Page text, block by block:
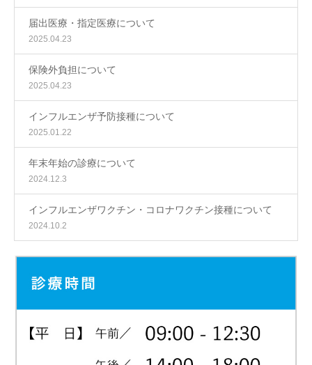
届出医療・指定医療について
2025.04.23
保険外負担について
2025.04.23
インフルエンザ予防接種について
2025.01.22
年末年始の診療について
2024.12.3
インフルエンザワクチン・コロナワクチン接種について
2024.10.2